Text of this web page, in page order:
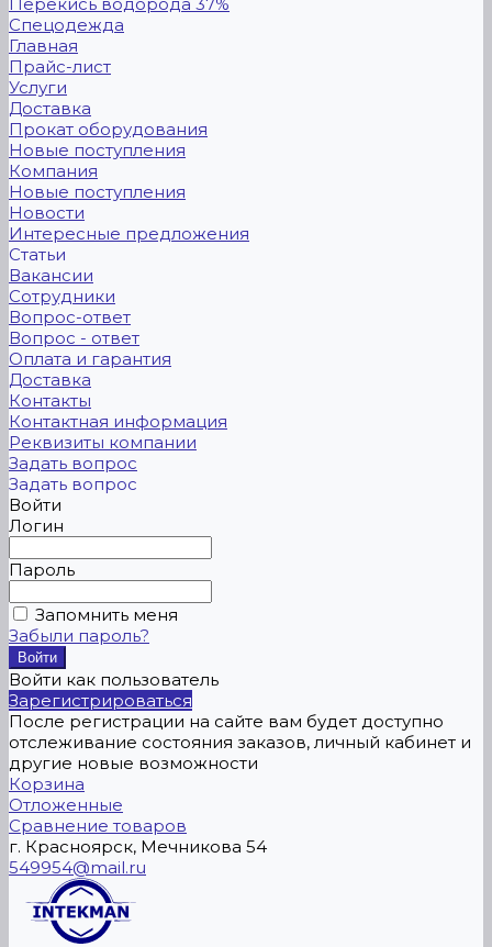
Спецодежда
Главная
Прайс-лист
Услуги
Доставка
Прокат оборудования
Новые поступления
Компания
Новые поступления
Новости
Интересные предложения
Статьи
Вакансии
Сотрудники
Вопрос-ответ
Вопрос - ответ
Оплата и гарантия
Доставка
Контакты
Контактная информация
Реквизиты компании
Задать вопрос
Задать вопрос
Войти
Логин
Пароль
Запомнить меня
Забыли пароль?
Войти как пользователь
Зарегистрироваться
После регистрации на сайте вам будет доступно
отслеживание состояния заказов, личный кабинет и
другие новые возможности
Корзина
Отложенные
Сравнение товаров
г. Красноярск, Мечникова 54
549954@mail.ru